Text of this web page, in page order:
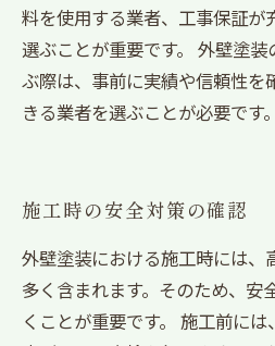
料を使用する業者、工事保証が
選ぶことが重要です。 外壁塗
ぶ際は、事前に実績や信頼性を
きる業者を選ぶことが必要です。
施工時の安全対策の確認
外壁塗装における施工時には、
多く含まれます。そのため、安
くことが重要です。 施工前に